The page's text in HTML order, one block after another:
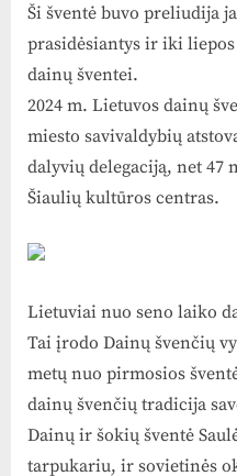
Ši šventė buvo preliudija
prasidėsiantys ir iki
dainų šventei.
2024 m. Lietuvos dainų
miesto savivaldybių
dalyvių delegaciją, net 47
Šiaulių kultūros centras.
Lietuviai nuo seno laiko
Tai įrodo Dainų švenčių
metų nuo pirmosios
dainų švenčių tradicija
Dainų ir šokių šventė
tarpukariu, ir sovietinės